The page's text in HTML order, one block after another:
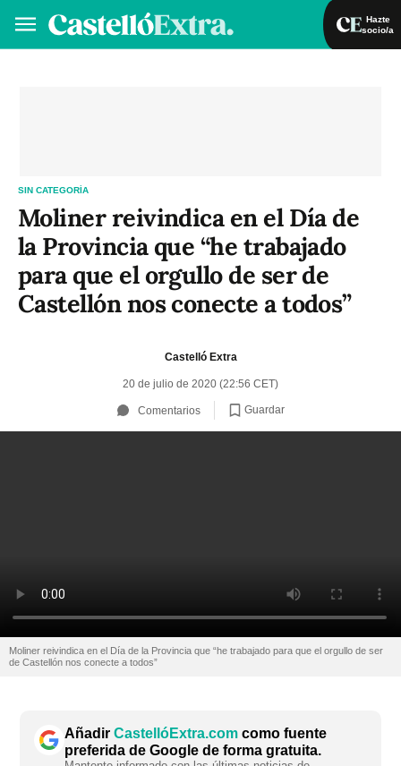
Hazte
socio/a
SIN CATEGORÍA
Moliner reivindica en el Día de
la Provincia que “he trabajado
para que el orgullo de ser de
Castellón nos conecte a todos”
Castelló Extra
20 de julio de 2020 (22:56 CET)
Comentarios Guardar
Moliner reivindica en el Día de la Provincia que “he trabajado para que el orgullo de ser
de Castellón nos conecte a todos”
Añadir CastellóExtra.com como fuente
preferida de Google de forma gratuita.